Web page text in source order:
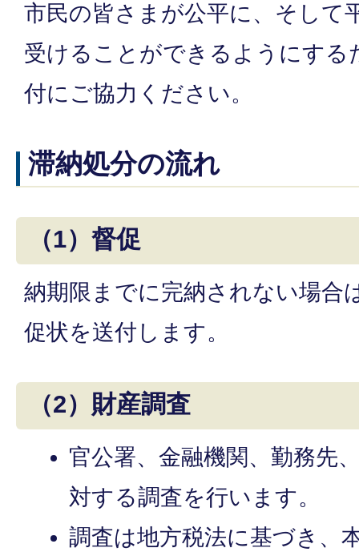
市民の皆さまが公平に、そして
受けることができるようにする
付にご協力ください。
滞納処分の流れ
（1）督促
納期限までに完納されない場合
促状を送付します。
（2）財産調査
官公署、金融機関、勤務先
対する調査を行います。
調査は地方税法に基づき、